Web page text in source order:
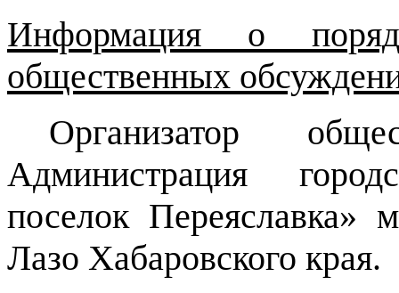
Информация о
общественных
Организатор
Администрация
поселок Переяславка»
Лазо Хабаровского края.